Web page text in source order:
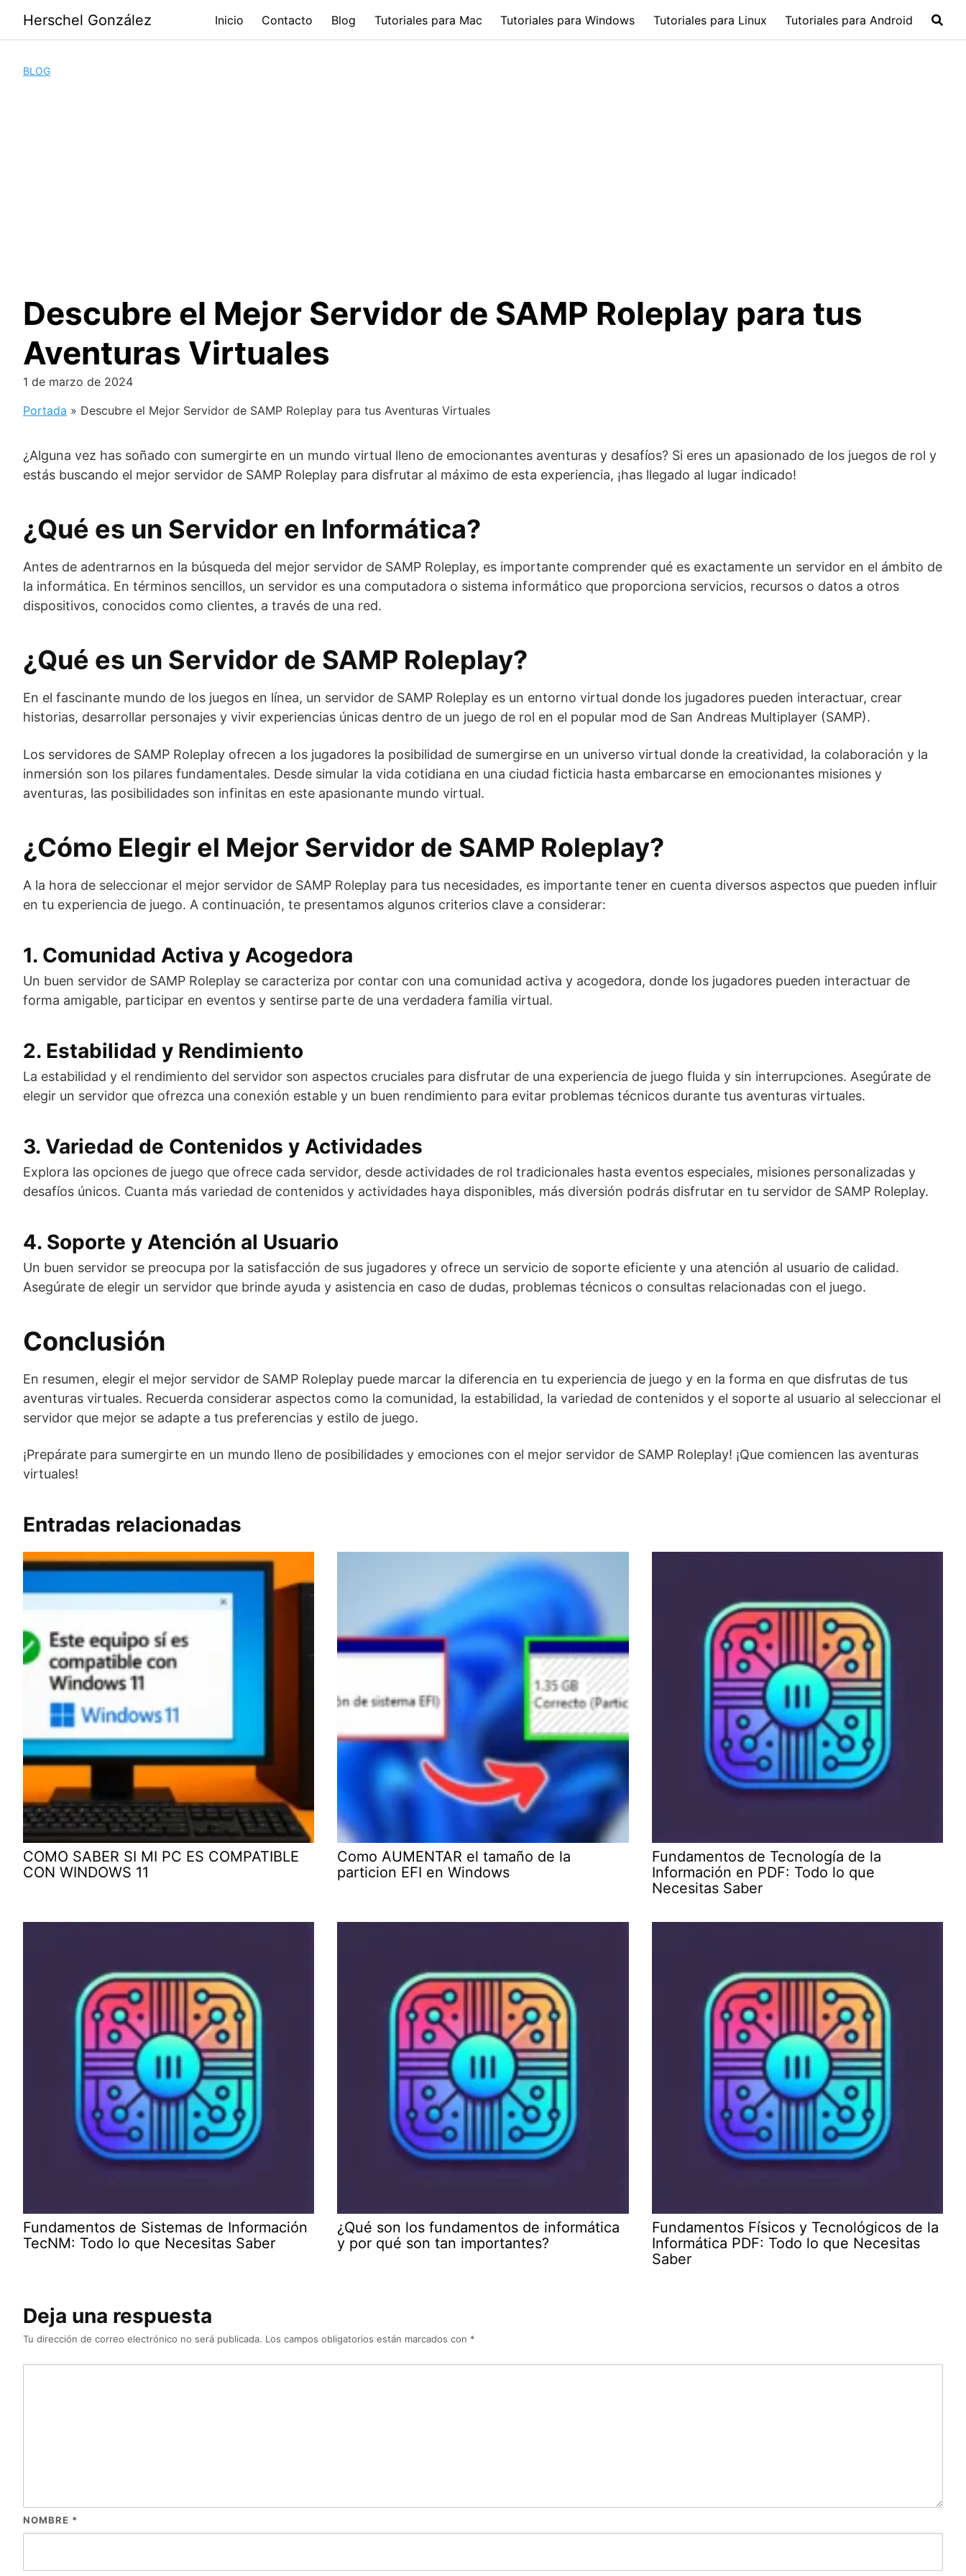
contenido
Herschel González Inicio Contacto Blog Tutoriales para Mac Tutoriales para Windows Tutoriales para Linux Tutoriales para Android
BLOG
Descubre el Mejor Servidor de SAMP Roleplay para tus
Aventuras Virtuales
1 de marzo de 2024
Portada » Descubre el Mejor Servidor de SAMP Roleplay para tus Aventuras Virtuales
¿Alguna vez has soñado con sumergirte en un mundo virtual lleno de emocionantes aventuras y desafíos? Si eres un apasionado de los juegos de rol y
estás buscando el mejor servidor de SAMP Roleplay para disfrutar al máximo de esta experiencia, ¡has llegado al lugar indicado!
¿Qué es un Servidor en Informática?
Antes de adentrarnos en la búsqueda del mejor servidor de SAMP Roleplay, es importante comprender qué es exactamente un servidor en el ámbito de
la informática. En términos sencillos, un servidor es una computadora o sistema informático que proporciona servicios, recursos o datos a otros
dispositivos, conocidos como clientes, a través de una red.
¿Qué es un Servidor de SAMP Roleplay?
En el fascinante mundo de los juegos en línea, un servidor de SAMP Roleplay es un entorno virtual donde los jugadores pueden interactuar, crear
historias, desarrollar personajes y vivir experiencias únicas dentro de un juego de rol en el popular mod de San Andreas Multiplayer (SAMP).
Los servidores de SAMP Roleplay ofrecen a los jugadores la posibilidad de sumergirse en un universo virtual donde la creatividad, la colaboración y la
inmersión son los pilares fundamentales. Desde simular la vida cotidiana en una ciudad ficticia hasta embarcarse en emocionantes misiones y
aventuras, las posibilidades son infinitas en este apasionante mundo virtual.
¿Cómo Elegir el Mejor Servidor de SAMP Roleplay?
A la hora de seleccionar el mejor servidor de SAMP Roleplay para tus necesidades, es importante tener en cuenta diversos aspectos que pueden influir
en tu experiencia de juego. A continuación, te presentamos algunos criterios clave a considerar:
1. Comunidad Activa y Acogedora
Un buen servidor de SAMP Roleplay se caracteriza por contar con una comunidad activa y acogedora, donde los jugadores pueden interactuar de
forma amigable, participar en eventos y sentirse parte de una verdadera familia virtual.
2. Estabilidad y Rendimiento
La estabilidad y el rendimiento del servidor son aspectos cruciales para disfrutar de una experiencia de juego fluida y sin interrupciones. Asegúrate de
elegir un servidor que ofrezca una conexión estable y un buen rendimiento para evitar problemas técnicos durante tus aventuras virtuales.
3. Variedad de Contenidos y Actividades
Explora las opciones de juego que ofrece cada servidor, desde actividades de rol tradicionales hasta eventos especiales, misiones personalizadas y
desafíos únicos. Cuanta más variedad de contenidos y actividades haya disponibles, más diversión podrás disfrutar en tu servidor de SAMP Roleplay.
4. Soporte y Atención al Usuario
Un buen servidor se preocupa por la satisfacción de sus jugadores y ofrece un servicio de soporte eficiente y una atención al usuario de calidad.
Asegúrate de elegir un servidor que brinde ayuda y asistencia en caso de dudas, problemas técnicos o consultas relacionadas con el juego.
Conclusión
En resumen, elegir el mejor servidor de SAMP Roleplay puede marcar la diferencia en tu experiencia de juego y en la forma en que disfrutas de tus
aventuras virtuales. Recuerda considerar aspectos como la comunidad, la estabilidad, la variedad de contenidos y el soporte al usuario al seleccionar el
servidor que mejor se adapte a tus preferencias y estilo de juego.
¡Prepárate para sumergirte en un mundo lleno de posibilidades y emociones con el mejor servidor de SAMP Roleplay! ¡Que comiencen las aventuras
virtuales!
Entradas relacionadas
COMO SABER SI MI PC ES COMPATIBLE
CON WINDOWS 11
Como AUMENTAR el tamaño de la
particion EFI en Windows
Fundamentos de Tecnología de la
Información en PDF: Todo lo que
Necesitas Saber
Fundamentos de Sistemas de Información
TecNM: Todo lo que Necesitas Saber
¿Qué son los fundamentos de informática
y por qué son tan importantes?
Fundamentos Físicos y Tecnológicos de la
Informática PDF: Todo lo que Necesitas
Saber
Deja una respuesta
Tu dirección de correo electrónico no será publicada. Los campos obligatorios están marcados con *
NOMBRE *